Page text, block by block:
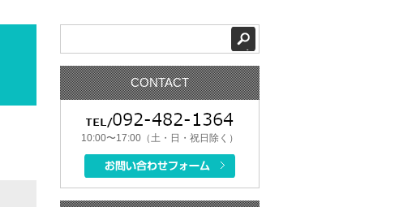
CONTACT
10:00〜17:00（土・日・祝日除く）